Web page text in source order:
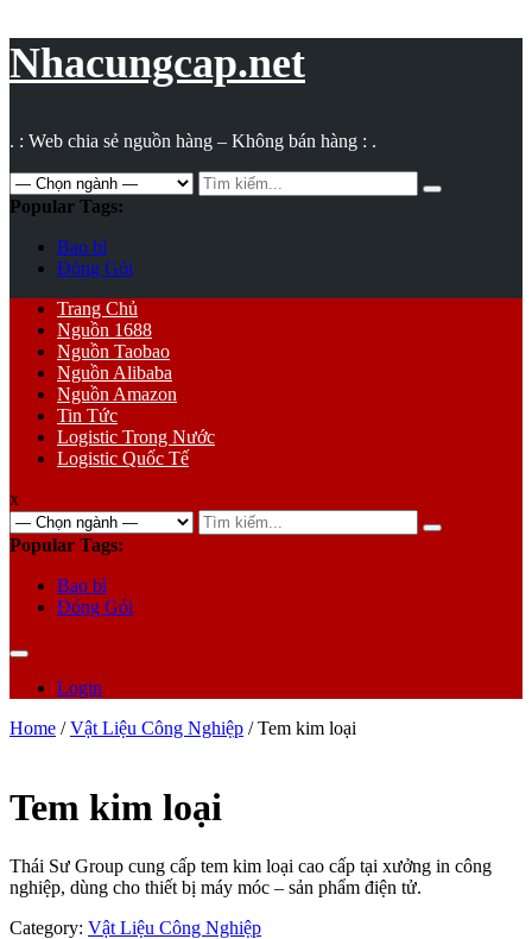
Nhacungcap.net
. : Web chia sẻ nguồn hàng – Không bán hàng : .
Search
for:
Popular Tags:
Bao bì
Đóng Gói
Primary
Menu
Trang Chủ
Nguồn 1688
Nguồn Taobao
Nguồn Alibaba
Nguồn Amazon
Tin Tức
Logistic Trong Nước
Logistic Quốc Tế
x
Search
for:
Popular Tags:
Bao bì
Đóng Gói
Login
Home /Vật Liệu Công Nghiệp / Tem kim loại
Tem kim loại
Thái Sư Group cung cấp tem kim loại cao cấp tại xưởng in công
nghiệp, dùng cho thiết bị máy móc – sản phẩm điện tử.
Category: Vật Liệu Công Nghiệp